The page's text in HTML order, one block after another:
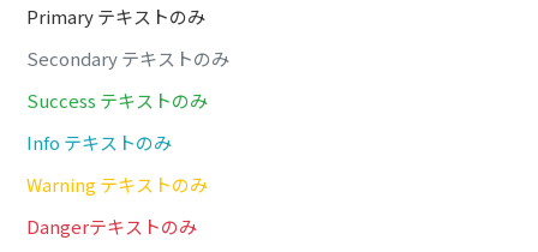
Primary テキストのみ
Secondary テキストのみ
Success テキストのみ
Info テキストのみ
Warning テキストのみ
Dangerテキストのみ